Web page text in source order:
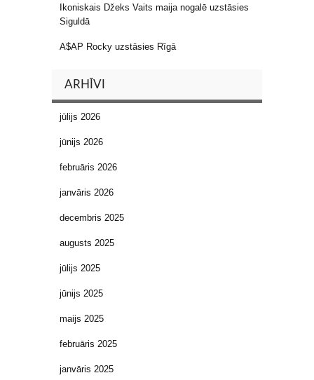
Ikoniskais Džeks Vaits maija nogalē uzstāsies
Siguldā
A$AP Rocky uzstāsies Rīgā
ARHĪVI
jūlijs 2026
jūnijs 2026
februāris 2026
janvāris 2026
decembris 2025
augusts 2025
jūlijs 2025
jūnijs 2025
maijs 2025
februāris 2025
janvāris 2025